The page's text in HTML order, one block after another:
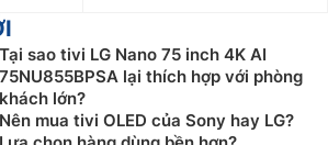
Emitting Diode (OLED) cho phép
sáng, tạo ra độ tương phản vượt
xác mà không cần đến tấm nền.
các sản phẩm tivi Samsung OLED
kế viền mỏng giúp tạo cảm giác
Tại sao tivi LG Nano 75 inch 4K AI
75NU855BPSA lại thích hợp với phòng
khách lớn?
Nên mua tivi OLED của Sony hay LG?